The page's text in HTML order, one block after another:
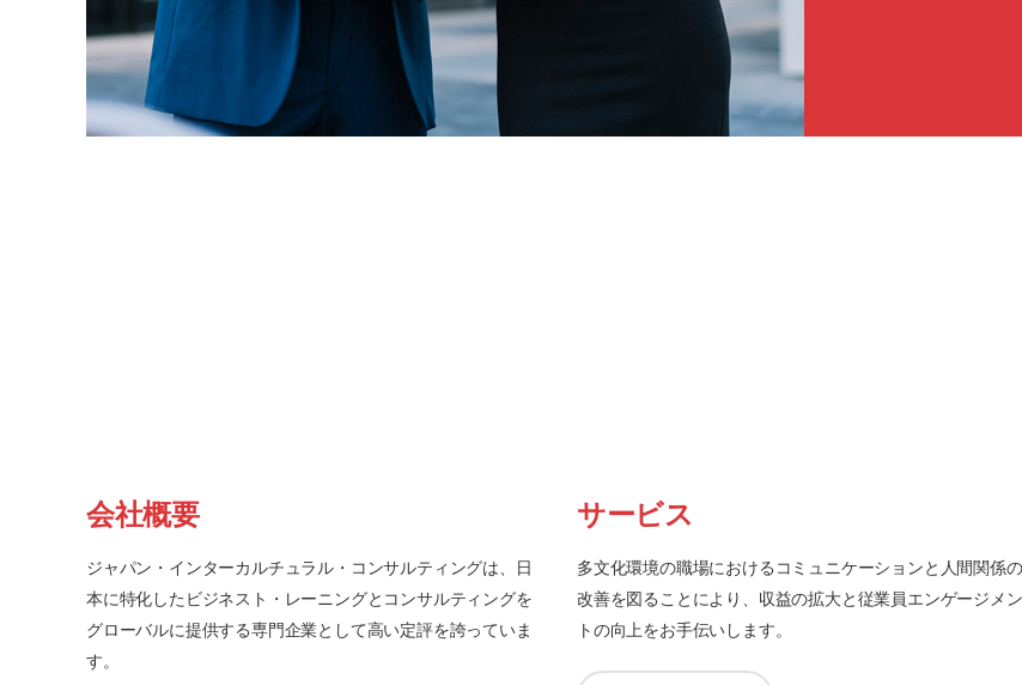
会社概要
ジャパン・インターカルチュラル・コンサルティングは、日
本に特化したビジネスト・レーニングとコンサルティングを
グローバルに提供する専門企業として高い定評を誇っていま
す。
サービス
多文化環境の職場におけるコミュニケーションと人間関係の
改善を図ることにより、収益の拡大と従業員エンゲージメン
トの向上をお手伝いします。